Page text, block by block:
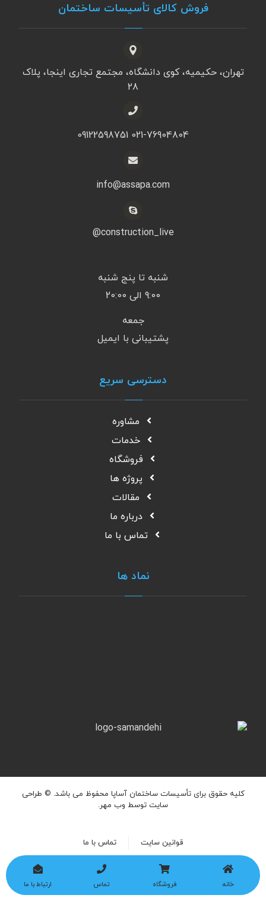
فروش کالای تأسیسات ساختمان
تهران، حکیمیه، کوی دانشگاه، مجتمع تجاری اینجا، پلاک
28
021-76904804 09122598751
info@assapa.com
construction_live@
شنبه تا پنج شنبه
9:00 الی 20:00
جمعه
پشتیبانی با ایمیل
دسترسی سریع
مشاوره
خدمات
فروشگاه
پروژه ها
مقالات
درباره ما
تماس با ما
نماد ها
کلیه حقوق برای تأسیسات ساختمان آساپا محفوظ می باشد. © طراحی
سایت توسط وب مهر.
تماس با ما قوانین سایت
خانه فروشگاه تماس ارتباط با ما